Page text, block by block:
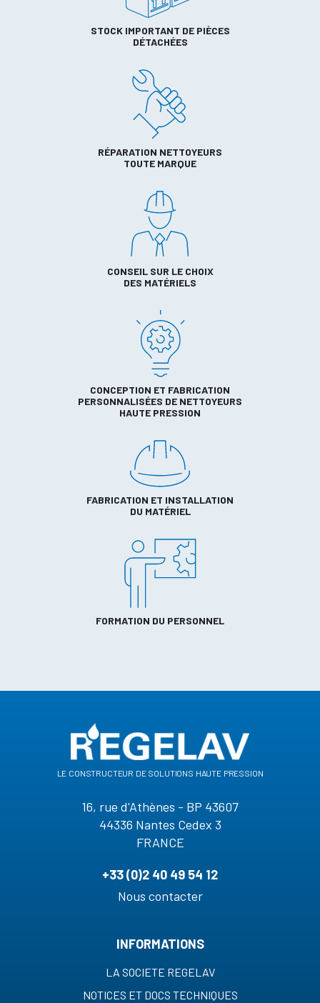
STOCK IMPORTANT DE PIÈCES
DÉTACHÉES
RÉPARATION NETTOYEURS
TOUTE MARQUE
CONSEIL SUR LE CHOIX
DES MATÉRIELS
CONCEPTION ET FABRICATION
PERSONNALISÉES DE NETTOYEURS
HAUTE PRESSION
FABRICATION ET INSTALLATION
DU MATÉRIEL
FORMATION DU PERSONNEL
le constructeur de solutions haute pression
16, rue d'Athènes - BP 43607
44336 Nantes Cedex 3
FRANCE
+33 (0)2 40 49 54 12
Nous contacter
INFORMATIONS
LA SOCIETE REGELAV
NOTICES ET DOCS TECHNIQUES